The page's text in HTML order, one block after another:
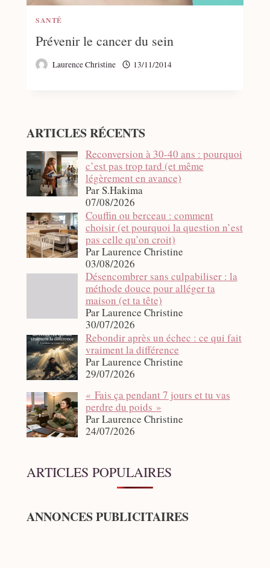
SANTÉ
Prévenir le cancer du sein
Laurence Christine 13/11/2014
ARTICLES RÉCENTS
Reconversion à 30-40 ans : pourquoi
c’est pas trop tard (et même
légèrement en avance)
Par S.Hakima
07/08/2026
Couffin ou berceau : comment
choisir (et pourquoi la question n’est
pas celle qu’on croit)
Par Laurence Christine
03/08/2026
Désencombrer sans culpabiliser : la
méthode douce pour alléger ta
maison (et ta tête)
Par Laurence Christine
30/07/2026
Rebondir après un échec : ce qui fait
vraiment la différence
Par Laurence Christine
29/07/2026
« Fais ça pendant 7 jours et tu vas
perdre du poids »
Par Laurence Christine
24/07/2026
ARTICLES POPULAIRES
ANNONCES PUBLICITAIRES